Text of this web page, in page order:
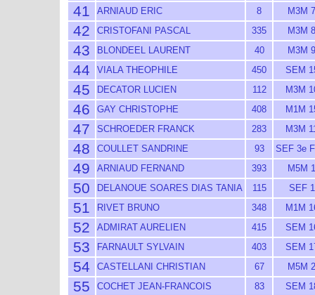
41 ARNIAUD ERIC 8 M3M 7
42 CRISTOFANI PASCAL 335 M3M 8
43 BLONDEEL LAURENT 40 M3M 9
44 VIALA THEOPHILE 450 SEM
45 DECATOR LUCIEN 112 M3M
46 GAY CHRISTOPHE 408 M1M
47 SCHROEDER FRANCK 283 M3M
48 COULLET SANDRINE 93 SEF 3e
49 ARNIAUD FERNAND 393 M5M 1
50 DELANOUE SOARES DIAS TANIA 115 SEF 1
51 RIVET BRUNO 348 M1M
52 ADMIRAT AURELIEN 415 SEM
53 FARNAULT SYLVAIN 403 SEM
54 CASTELLANI CHRISTIAN 67 M5M 2
55 COCHET JEAN-FRANCOIS 83 SEM